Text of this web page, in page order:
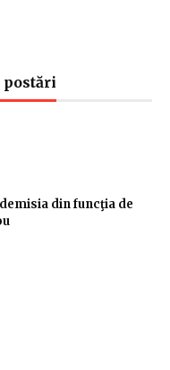
postări
din funcţia de